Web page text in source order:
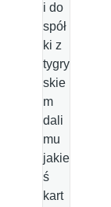
i do
spół
ki z
tygry
skie
m
dali
mu
jakie
ś
kart